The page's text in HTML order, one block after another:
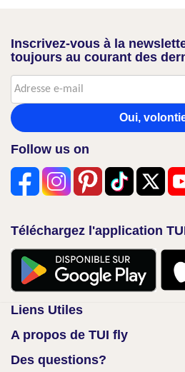
Inscrivez-vous à la
toujours au courant des
Oui,
Follow us on
Téléchargez l'application
Liens Utiles
A propos de TUI fly
Des questions?